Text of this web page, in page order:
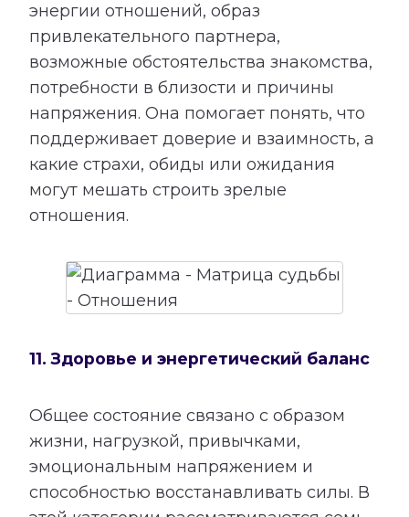
энергии отношений, образ
привлекательного партнера,
возможные обстоятельства знакомства,
потребности в близости и причины
напряжения. Она помогает понять, что
поддерживает доверие и взаимность, а
какие страхи, обиды или ожидания
могут мешать строить зрелые
отношения.
11. Здоровье и энергетический баланс
Общее состояние связано с образом
жизни, нагрузкой, привычками,
эмоциональным напряжением и
способностью восстанавливать силы. В